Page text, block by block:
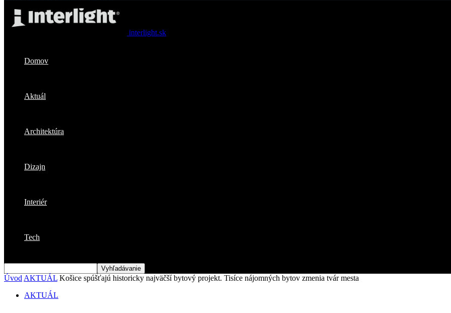
interlight.sk
Domov
Aktuál
Architektúra
Dizajn
Interiér
Tech
Úvod AKTUÁL Košice spúšťajú historicky najväčší bytový projekt. Tisíce nájomných bytov zmenia tvár mesta
AKTUÁL